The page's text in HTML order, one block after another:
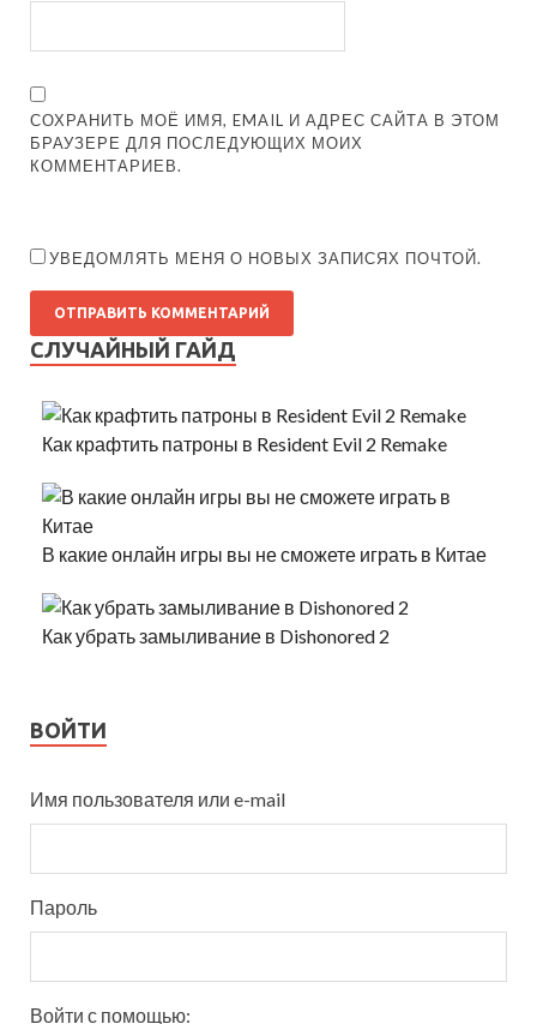
СОХРАНИТЬ МОЁ ИМЯ, EMAIL И АДРЕС САЙТА В ЭТОМ
БРАУЗЕРЕ ДЛЯ ПОСЛЕДУЮЩИХ МОИХ
КОММЕНТАРИЕВ.
УВЕДОМЛЯТЬ МЕНЯ О НОВЫХ ЗАПИСЯХ ПОЧТОЙ.
СЛУЧАЙНЫЙ ГАЙД
Как крафтить патроны в Resident Evil 2 Remake
В какие онлайн игры вы не сможете играть в Китае
Как убрать замыливание в Dishonored 2
ВОЙТИ
Имя пользователя или e-mail
Пароль
Войти с помощью: